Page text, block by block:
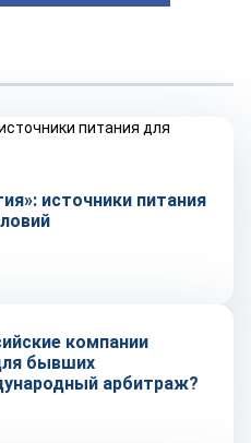
источники питания
компании
бывших
арбитраж?